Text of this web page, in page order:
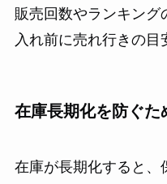
販売回数やランキング
入れ前に売れ行きの目
在庫長期化を防ぐた
在庫が長期化すると、